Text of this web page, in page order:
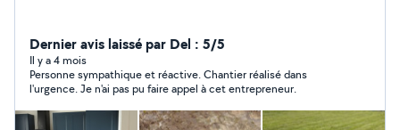
Dernier avis laissé par Del : 5/5
Il y a 4 mois
Personne sympathique et réactive. Chantier réalisé dans
l'urgence. Je n'ai pas pu faire appel à cet entrepreneur.